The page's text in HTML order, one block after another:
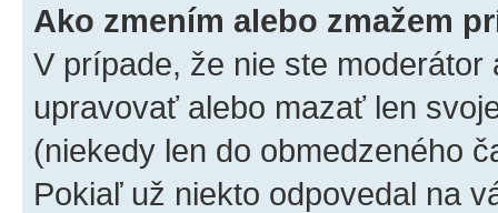
Ako zmením alebo zmažem
V prípade, že nie ste
upravovať alebo mazať len
(niekedy len do obmedzeného
Pokiaľ už niekto odpovedal na